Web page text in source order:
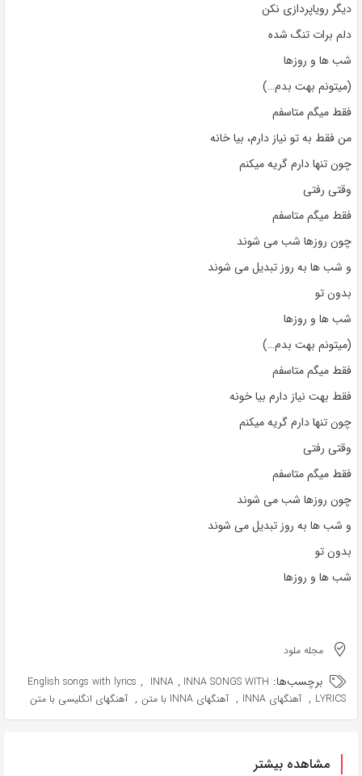
دیگر رویاپردازی نکن
دلم برات تنگ شده
شب ها و روزها
(میتونم بهت بدم…)
فقط میگم متاسفم
من فقط به تو نیاز دارم، بیا خانه
چون تنها دارم گریه میکنم
وقتی رفتی
فقط میگم متاسفم
چون روزها شب می شوند
و شب ها به روز تبدیل می شوند
بدون تو
شب ها و روزها
(میتونم بهت بدم…)
فقط میگم متاسفم
فقط بهت نیاز دارم بیا خونه
چون تنها دارم گریه میکنم
وقتی رفتی
فقط میگم متاسفم
چون روزها شب می شوند
و شب ها به روز تبدیل می شوند
بدون تو
شب ها و روزها
مجله ملود
برچسب‌ها: English songs with lyrics , INNA , INNA SONGS WITH
LYRICS
, آهنگهای INNA , آهنگهای INNA با متن , آهنگهای انگلیسی با متن
مشاهده بیشتر